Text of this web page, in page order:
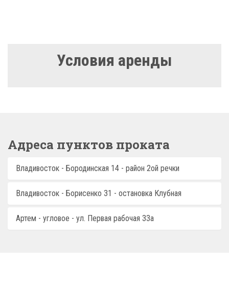
Условия аренды
Адреса пунктов проката
Владивосток - Бородинская 14 - район 2ой речки
Владивосток - Борисенко 31 - остановка Клубная
Артем - угловое - ул. Первая рабочая 33а